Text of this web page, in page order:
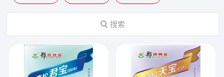
 搜索